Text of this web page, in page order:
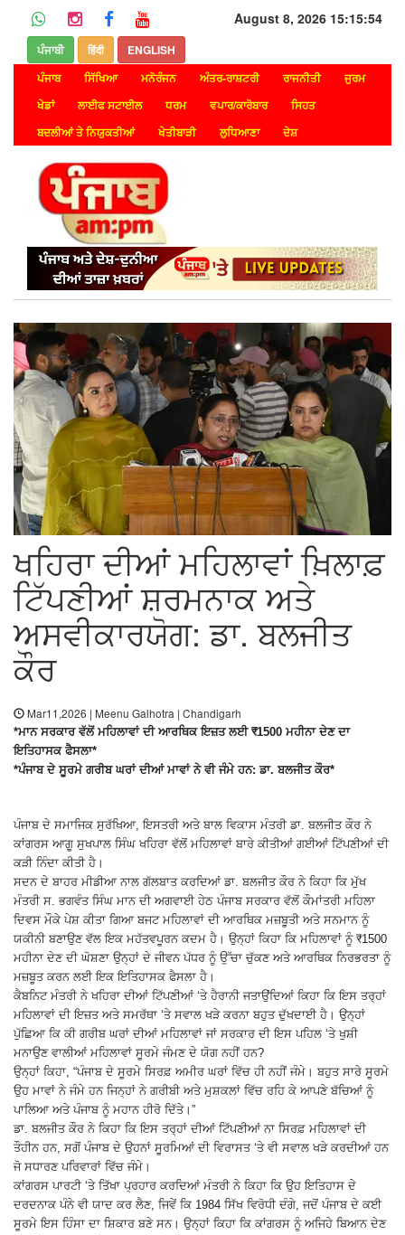
August 8, 2026 15:15:54
ਪੰਜਾਬੀ हिंदी
ENGLISH
ਪੰਜਾਬ
ਸਿੱਖਿਆ ਮਨੋਰੰਜਨ ਅੰਤਰ-ਰਾਸ਼ਟਰੀ ਰਾਜਨੀਤੀ
ਜੁਰਮ
ਖੇਡਾਂ
ਲਾਈਫ ਸਟਾਈਲ ਧਰਮ ਵਪਾਰ/ਕਾਰੋਬਾਰ
ਸਿਹਤ
ਬਦਲੀਆਂ ਤੇ ਨਿਯੁਕਤੀਆਂ
ਖੇਤੀਬਾੜੀ ਲੁਧਿਆਣਾ ਦੇਸ਼
ਖਹਿਰਾ ਦੀਆਂ ਮਹਿਲਾਵਾਂ ਖ਼ਿਲਾਫ਼
ਟਿੱਪਣੀਆਂ ਸ਼ਰਮਨਾਕ ਅਤੇ
ਅਸਵੀਕਾਰਯੋਗ: ਡਾ. ਬਲਜੀਤ
ਕੌਰ
Mar11,2026 | Meenu Galhotra | Chandigarh
*ਮਾਨ ਸਰਕਾਰ ਵੱਲੋਂ ਮਹਿਲਾਵਾਂ ਦੀ ਆਰਥਿਕ ਇਜ਼ਤ ਲਈ ₹1500 ਮਹੀਨਾ ਦੇਣ ਦਾ
ਇਤਿਹਾਸਕ ਫੈਸਲਾ*
*ਪੰਜਾਬ ਦੇ ਸੂਰਮੇ ਗਰੀਬ ਘਰਾਂ ਦੀਆਂ ਮਾਵਾਂ ਨੇ ਵੀ ਜੰਮੇ ਹਨ: ਡਾ. ਬਲਜੀਤ ਕੌਰ*
ਪੰਜਾਬ ਦੇ ਸਮਾਜਿਕ ਸੁਰੱਖਿਆ, ਇਸਤਰੀ ਅਤੇ ਬਾਲ ਵਿਕਾਸ ਮੰਤਰੀ ਡਾ. ਬਲਜੀਤ ਕੌਰ ਨੇ
ਕਾਂਗਰਸ ਆਗੂ ਸੁਖਪਾਲ ਸਿੰਘ ਖਹਿਰਾ ਵੱਲੋਂ ਮਹਿਲਾਵਾਂ ਬਾਰੇ ਕੀਤੀਆਂ ਗਈਆਂ ਟਿੱਪਣੀਆਂ ਦੀ
ਕੜੀ ਨਿੰਦਾ ਕੀਤੀ ਹੈ।
ਸਦਨ ਦੇ ਬਾਹਰ ਮੀਡੀਆ ਨਾਲ ਗੱਲਬਾਤ ਕਰਦਿਆਂ ਡਾ. ਬਲਜੀਤ ਕੌਰ ਨੇ ਕਿਹਾ ਕਿ ਮੁੱਖ
ਮੰਤਰੀ ਸ. ਭਗਵੰਤ ਸਿੰਘ ਮਾਨ ਦੀ ਅਗਵਾਈ ਹੇਠ ਪੰਜਾਬ ਸਰਕਾਰ ਵੱਲੋਂ ਕੌਮਾਂਤਰੀ ਮਹਿਲਾ
ਦਿਵਸ ਮੌਕੇ ਪੇਸ਼ ਕੀਤਾ ਗਿਆ ਬਜਟ ਮਹਿਲਾਵਾਂ ਦੀ ਆਰਥਿਕ ਮਜ਼ਬੂਤੀ ਅਤੇ ਸਨਮਾਨ ਨੂੰ
ਯਕੀਨੀ ਬਣਾਉਣ ਵੱਲ ਇਕ ਮਹੱਤਵਪੂਰਨ ਕਦਮ ਹੈ। ਉਨ੍ਹਾਂ ਕਿਹਾ ਕਿ ਮਹਿਲਾਵਾਂ ਨੂੰ ₹1500
ਮਹੀਨਾ ਦੇਣ ਦੀ ਘੋਸ਼ਣਾ ਉਨ੍ਹਾਂ ਦੇ ਜੀਵਨ ਪੱਧਰ ਨੂੰ ਉੱਚਾ ਚੁੱਕਣ ਅਤੇ ਆਰਥਿਕ ਨਿਰਭਰਤਾ ਨੂੰ
ਮਜ਼ਬੂਤ ਕਰਨ ਲਈ ਇਕ ਇਤਿਹਾਸਕ ਫੈਸਲਾ ਹੈ।
ਕੈਬਨਿਟ ਮੰਤਰੀ ਨੇ ਖਹਿਰਾ ਦੀਆਂ ਟਿੱਪਣੀਆਂ ‘ਤੇ ਹੈਰਾਨੀ ਜਤਾਉਂਦਿਆਂ ਕਿਹਾ ਕਿ ਇਸ ਤਰ੍ਹਾਂ
ਮਹਿਲਾਵਾਂ ਦੀ ਇਜ਼ਤ ਅਤੇ ਸਮਰੱਥਾ ‘ਤੇ ਸਵਾਲ ਖੜੇ ਕਰਨਾ ਬਹੁਤ ਦੁੱਖਦਾਈ ਹੈ। ਉਨ੍ਹਾਂ
ਪੁੱਛਿਆ ਕਿ ਕੀ ਗਰੀਬ ਘਰਾਂ ਦੀਆਂ ਮਹਿਲਾਵਾਂ ਜਾਂ ਸਰਕਾਰ ਦੀ ਇਸ ਪਹਿਲ ‘ਤੇ ਖੁਸ਼ੀ
ਮਨਾਉਣ ਵਾਲੀਆਂ ਮਹਿਲਾਵਾਂ ਸੂਰਮੇ ਜੰਮਣ ਦੇ ਯੋਗ ਨਹੀਂ ਹਨ?
ਉਨ੍ਹਾਂ ਕਿਹਾ, “ਪੰਜਾਬ ਦੇ ਸੂਰਮੇ ਸਿਰਫ਼ ਅਮੀਰ ਘਰਾਂ ਵਿੱਚ ਹੀ ਨਹੀਂ ਜੰਮੇ। ਬਹੁਤ ਸਾਰੇ ਸੂਰਮੇ
ਉਹ ਮਾਵਾਂ ਨੇ ਜੰਮੇ ਹਨ ਜਿਨ੍ਹਾਂ ਨੇ ਗਰੀਬੀ ਅਤੇ ਮੁਸ਼ਕਲਾਂ ਵਿੱਚ ਰਹਿ ਕੇ ਆਪਣੇ ਬੱਚਿਆਂ ਨੂੰ
ਪਾਲਿਆ ਅਤੇ ਪੰਜਾਬ ਨੂੰ ਮਹਾਨ ਹੀਰੋ ਦਿੱਤੇ।”
ਡਾ. ਬਲਜੀਤ ਕੌਰ ਨੇ ਕਿਹਾ ਕਿ ਇਸ ਤਰ੍ਹਾਂ ਦੀਆਂ ਟਿੱਪਣੀਆਂ ਨਾ ਸਿਰਫ਼ ਮਹਿਲਾਵਾਂ ਦੀ
ਤੌਹੀਨ ਹਨ, ਸਗੋਂ ਪੰਜਾਬ ਦੇ ਉਹਨਾਂ ਸੂਰਮਿਆਂ ਦੀ ਵਿਰਾਸਤ ‘ਤੇ ਵੀ ਸਵਾਲ ਖੜੇ ਕਰਦੀਆਂ ਹਨ
ਜੋ ਸਧਾਰਣ ਪਰਿਵਾਰਾਂ ਵਿੱਚ ਜੰਮੇ।
ਕਾਂਗਰਸ ਪਾਰਟੀ ‘ਤੇ ਤਿੱਖਾ ਪ੍ਰਹਾਰ ਕਰਦਿਆਂ ਮੰਤਰੀ ਨੇ ਕਿਹਾ ਕਿ ਉਹ ਇਤਿਹਾਸ ਦੇ
ਦਰਦਨਾਕ ਪੰਨੇ ਵੀ ਯਾਦ ਕਰ ਲੈਣ, ਜਿਵੇਂ ਕਿ 1984 ਸਿੱਖ ਵਿਰੋਧੀ ਦੰਗੇ, ਜਦੋਂ ਪੰਜਾਬ ਦੇ ਕਈ
ਸੂਰਮੇ ਇਸ ਹਿੰਸਾ ਦਾ ਸ਼ਿਕਾਰ ਬਣੇ ਸਨ। ਉਨ੍ਹਾਂ ਕਿਹਾ ਕਿ ਕਾਂਗਰਸ ਨੂੰ ਅਜਿਹੇ ਬਿਆਨ ਦੇਣ